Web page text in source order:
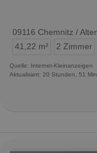
09116 Chemnitz /
41,22 m²
2 Zimmer
Quelle: Internet-Kleinanzeigen
Aktualisiert: 20 Stunden, 51